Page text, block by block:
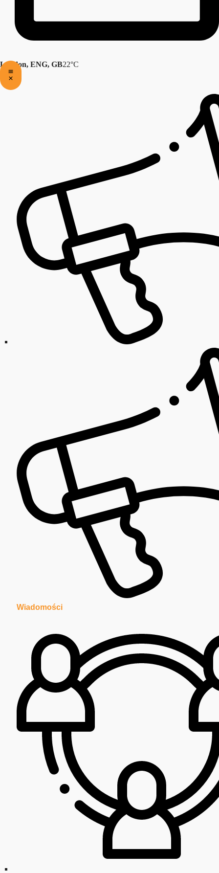
London, ENG, GB22°C
Wiadomości